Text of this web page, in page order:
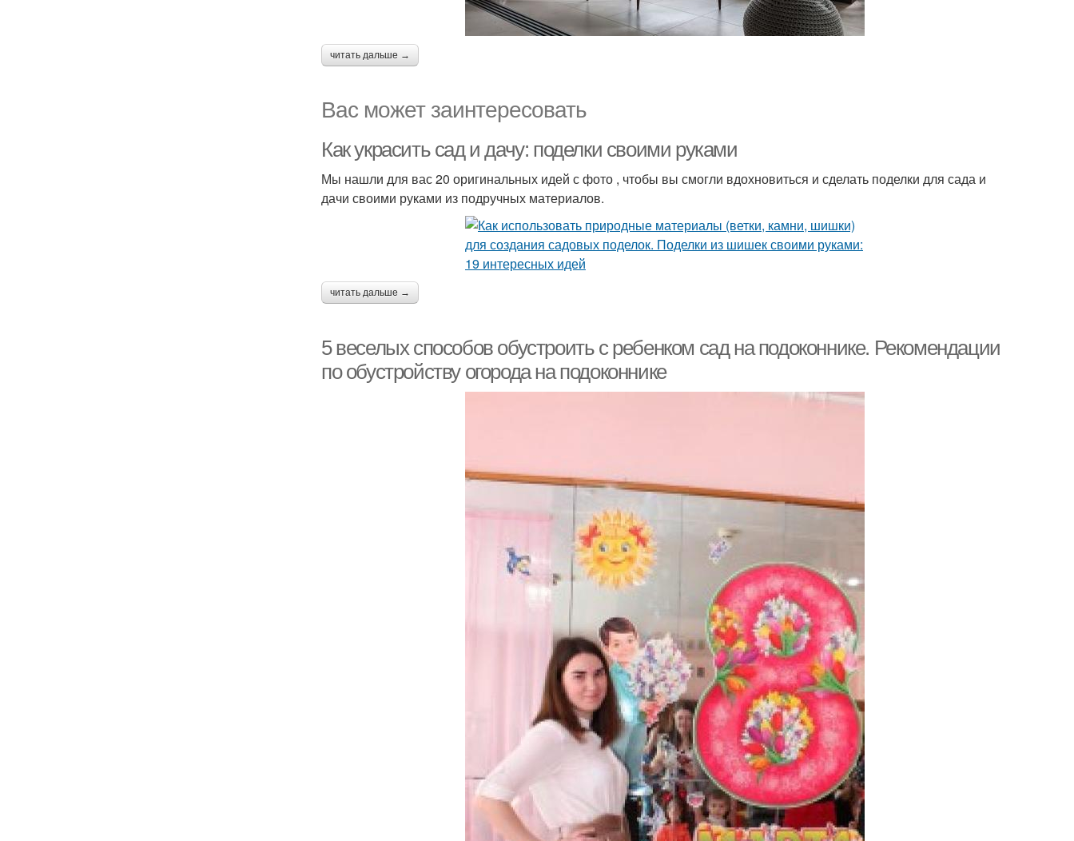
читать дальше →
Вас может заинтересовать
Как украсить сад и дачу: поделки своими руками
Мы нашли для вас 20 оригинальных идей с фото , чтобы вы смогли вдохновиться и сделать поделки для сада и
дачи своими руками из подручных материалов.
читать дальше →
5 веселых способов обустроить с ребенком сад на подоконнике. Рекомендации
по обустройству огорода на подоконнике